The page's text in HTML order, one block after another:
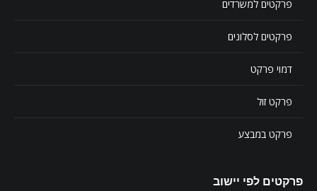
פרקטים למשרדים
פרקטים לסלונים
דמוי פרקט
פרקט זול
פרקט במבצע
פרקטים לפי יישוב